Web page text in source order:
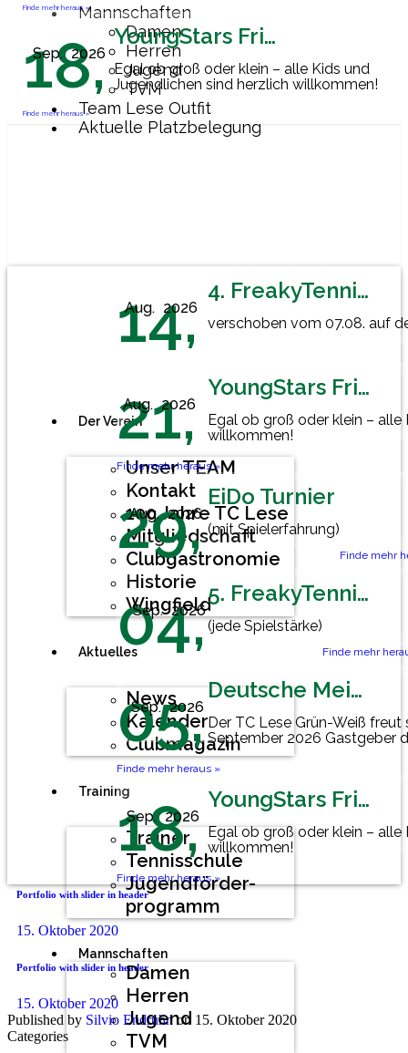
Mannschaften
Damen
Herren
Jugend
TVM
Team Lese Outfit
Aktuelle Platzbelegung
Endrunde zur Deutschen
Mannschaftsmeisterschaft der Herren
60 zu sein. Ab[…]
Finde mehr heraus »
Sep.
18,
2026
YoungStars Friday
Egal ob groß oder klein – alle Kids und
Jugendlichen sind herzlich willkommen!
Finde mehr heraus »
Der Verein
Unser TEAM
Kontakt
100 Jahre TC Lese
Mitgliedschaft
Clubgastronomie
Historie
Wingfield
Aktuelles
News
Kalender
Clubmagazin
Training
Trainer
Tennisschule
Jugendförder-
programm
Mannschaften
Damen
Herren
Jugend
TVM
Aug.
14,
2026
4. FreakyTennisFriday
verschoben vom 07.08. auf
Aug.
21,
2026
YoungStars Friday
Egal ob groß oder klein –
willkommen!
Finde mehr heraus »
Aug.
29,
2026
EiDo Turnier
(mit Spielerfahrung)
Finde mehr
Sep.
04,
2026
5. FreakyTennisFriday
(jede Spielstärke)
Finde mehr
Sep.
05,
2026
Deutsche Meisterschaft Herren 60
Der TC Lese Grün-Weiß
September 2026 Gastgeber
Mannschaftsmeisterschaft
Finde mehr heraus »
Sep.
18,
2026
YoungStars Friday
Egal ob groß oder klein –
willkommen!
Finde mehr heraus »
Portfolio with slider in header
15. Oktober 2020
Portfolio with slider in header
15. Oktober 2020
Published by Silvio Endruhn on 15. Oktober 2020
Categories